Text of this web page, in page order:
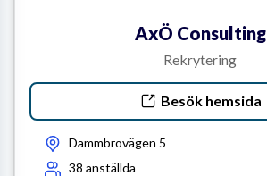
AxÖ Consulting
Rekrytering
Besök hemsida
Dammbrovägen 5
38 anställda